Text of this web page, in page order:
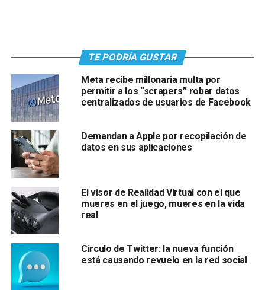
TE PODRÍA GUSTAR
Meta recibe millonaria multa por
permitir a los “scrapers” robar datos
centralizados de usuarios de Facebook
Demandan a Apple por recopilación de
datos en sus aplicaciones
El visor de Realidad Virtual con el que
mueres en el juego, mueres en la vida
real
Circulo de Twitter: la nueva función
está causando revuelo en la red social